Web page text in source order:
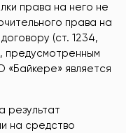
права на него не
права на
(ст. 1234,
предусмотренным
является
результат
на средство